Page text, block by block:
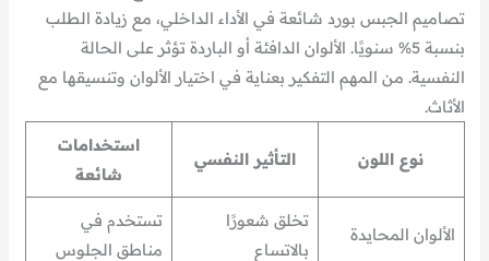
تصاميم الجبس بورد شائعة في الأداء الداخلي، مع زيادة الطلب
بنسبة 5% سنويًا. الألوان الدافئة أو الباردة تؤثر على الحالة
النفسية. من المهم التفكير بعناية في اختيار الألوان وتنسيقها مع
الأثاث.
نوع اللون التأثير النفسي
استخدامات
شائعة
الألوان المحايدة
تخلق شعورًا
بالاتساع
تستخدم في
مناطق الجلوس